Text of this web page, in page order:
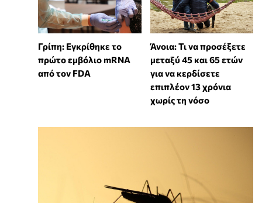
Γρίπη: Εγκρίθηκε το
πρώτο εμβόλιο mRNA
από τον FDA
Άνοια: Τι να προσέξετε
μεταξύ 45 και 65 ετών
για να κερδίσετε
επιπλέον 13 χρόνια
χωρίς τη νόσο